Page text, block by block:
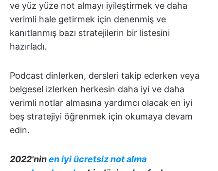
ve yüz yüze not almayı iyileştirmek ve daha
verimli hale getirmek için denenmiş ve
kanıtlanmış bazı stratejilerin bir listesini
hazırladı.
Podcast dinlerken, dersleri takip ederken veya
belgesel izlerken herkesin daha iyi ve daha
verimli notlar almasına yardımcı olacak en iyi
beş stratejiyi öğrenmek için okumaya devam
edin.
2022'ninen iyi ücretsiz not alma